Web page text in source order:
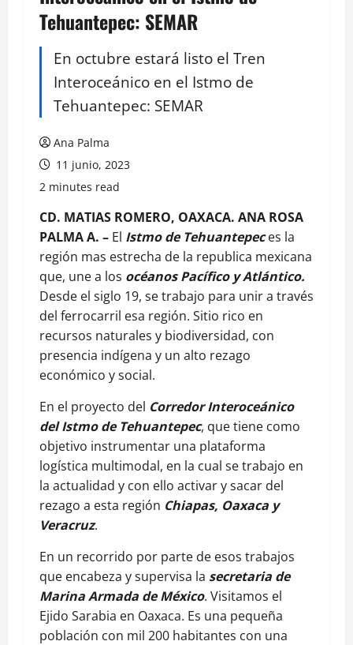
Tehuantepec: SEMAR
En octubre estará listo el Tren
Interoceánico en el Istmo de
Tehuantepec: SEMAR
Ana Palma
11 junio, 2023
2 minutes read
CD. MATIAS ROMERO, OAXACA. ANA ROSA
PALMA A. – El Istmo de Tehuantepeces la
región mas estrecha de la republica mexicana
que, une a los océanos Pacífico y Atlántico.
Desde el siglo 19, se trabajo para unir a través
del ferrocarril esa región. Sitio rico en
recursos naturales y biodiversidad, con
presencia indígena y un alto rezago
económico y social.
En el proyecto del Corredor Interoceánico
del Istmo de Tehuantepec, que tiene como
objetivo instrumentar una plataforma
logística multimodal, en la cual se trabajo en
la actualidad y con ello activar y sacar del
rezago a esta región Chiapas, Oaxaca y
Veracruz.
En un recorrido por parte de esos trabajos
que encabeza y supervisa la secretaria de
Marina Armada de México. Visitamos el
Ejido Sarabia en Oaxaca. Es una pequeña
población con mil 200 habitantes con una